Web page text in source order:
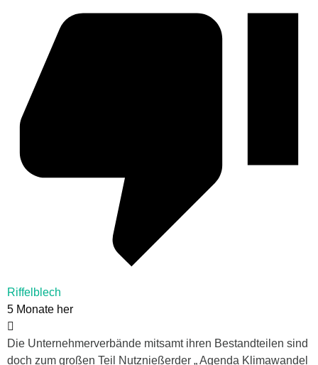
Riffelblech
5 Monate her
Die Unternehmerverbände mitsamt ihren Bestandteilen sind
doch zum großen Teil Nutznießerder „ Agenda Klimawandel